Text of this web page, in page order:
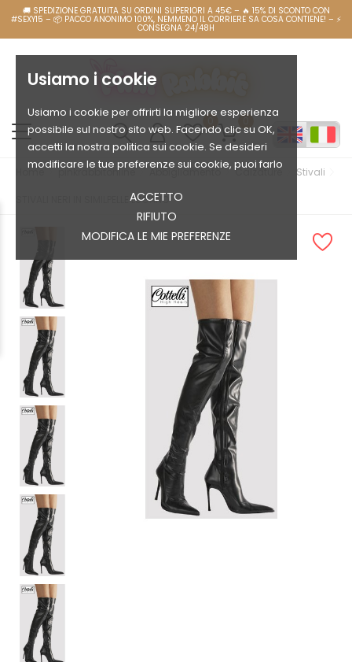
Usiamo i cookie
Usiamo i cookie per offrirti la migliore esperienza
possibile sul nostro sito web. Facendo clic su OK,
accetti la nostra politica sui cookie. Se desideri
modificare le tue preferenze sui cookie, puoi farlo
ACCETTO
RIFIUTO
MODIFICA LE MIE PREFERENZE
Home pinkrabbitonline Abbigliamento Calzature Stivali
STIVALI NERI IN SIMILPELLE LUGANO